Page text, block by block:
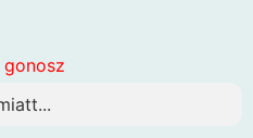
gonosz